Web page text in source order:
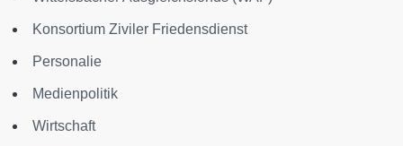
Konsortium Ziviler Friedensdienst
Personalie
Medienpolitik
Wirtschaft